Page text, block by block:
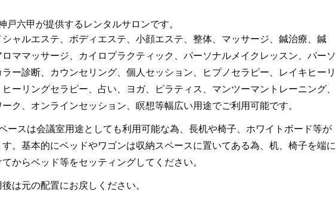
戸六甲が提供するレンタルサロンです。
シャルエステ、ボディエステ、小顔エステ、整体、マッサージ、鍼治療、鍼
ママッサージ、カイロプラクティック、パーソナルメイクレッスン、パーソ
ー診断、カウンセリング、個人セッション、ヒプノセラピー、レイキヒーリ
ヒーリングセラピー、占い、ヨガ、ピラティス、マンツーマントレーニング、
ーク、オンラインセッション、瞑想等幅広い用途でご利用可能です。
ースは会議室用途としても利用可能な為、長机や椅子、ホワイトボード等が
す。基本的にベッドやワゴンは収納スペースに置いてある為、机、椅子を端に
てからベッド等をセッティングしてください。
後は元の配置にお戻しください。